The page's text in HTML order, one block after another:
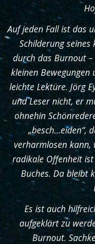
Auf jeden Fall ist das
Schilderung
durch das Burnout
kleinen Bewegungen
leichte Lektüre. Jörg
und Leser nicht, er
ohnehin
„besch…eiden“,
verharmlosen kann,
radikale Offenheit
Buches. Da bleibt
Es ist auch
aufgeklärt zu
Burnout.